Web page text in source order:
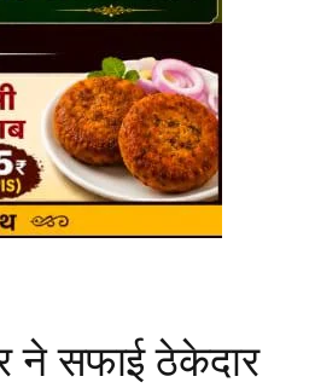
ने सफाई ठेकेदार